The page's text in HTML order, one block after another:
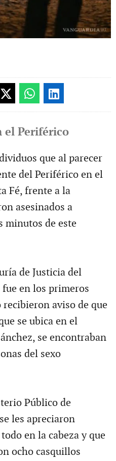
el Periférico
que al parecer
del Periférico en el
Fé, frente a la
asesinados a
minutos de este
de Justicia del
en los primeros
aviso de que
se ubica en el
se encontraban
del sexo
Público de
les apreciaron
en la cabeza y que
ocho casquillos